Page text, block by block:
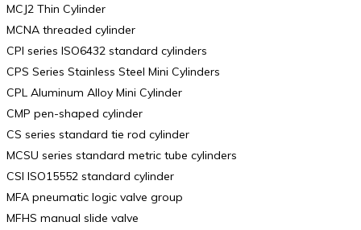
MCJ2 Thin Cylinder
MCNA threaded cylinder
CPI series ISO6432 standard cylinders
CPS Series Stainless Steel Mini Cylinders
CPL Aluminum Alloy Mini Cylinder
CMP pen-shaped cylinder
CS series standard tie rod cylinder
MCSU series standard metric tube cylinders
CSI ISO15552 standard cylinder
MFA pneumatic logic valve group
MFHS manual slide valve